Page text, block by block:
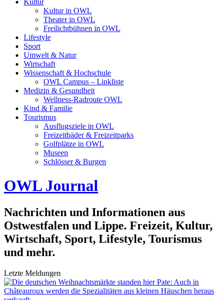
Kultur
Kultur in OWL
Theater in OWL
Freilichtbühnen in OWL
Lifestyle
Sport
Umwelt & Natur
Wirtschaft
Wissenschaft & Hochschule
OWL Campus – Linkliste
Medizin & Gesundheit
Wellness-Radroute OWL
Kind & Familie
Tourismus
Ausflugsziele in OWL
Freizeitbäder & Freizeitparks
Golfplätze in OWL
Museen
Schlösser & Burgen
OWL Journal
Nachrichten und Informationen aus
Ostwestfalen und Lippe. Freizeit, Kultur,
Wirtschaft, Sport, Lifestyle, Tourismus
und mehr.
Letzte Meldungen